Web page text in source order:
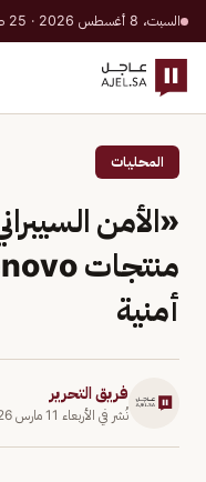
السبت، 8 أغسطس 2026 · 25 صفر 1448 هـ
المحليات
«الأمن
أمنية
فريق التحرير
نُشر في الأربعاء 11 مارس 2026